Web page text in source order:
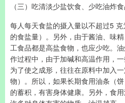
（三）吃清淡少盐饮食、少吃油炸
每人每天食盐的摄入量以不超过5
的食盐量）。另外，由于酱油、味
工食品都是高盐食物，也应少吃。
作过程中，由于加碱和高温作用，
为了使之成形，往往在原料中加入
物）。所以，如果长期食用油条（
的蓄积，有害身体健康。另外，食